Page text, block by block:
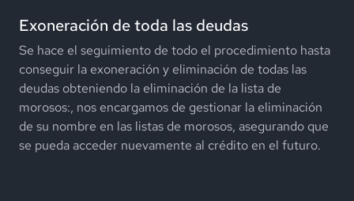
Exoneración de toda las deudas
Se hace el seguimiento de todo el procedimiento hasta
conseguir la exoneración y eliminación de todas las
deudas obteniendo la eliminación de la lista de
morosos:, nos encargamos de gestionar la eliminación
de su nombre en las listas de morosos, asegurando que
se pueda acceder nuevamente al crédito en el futuro.